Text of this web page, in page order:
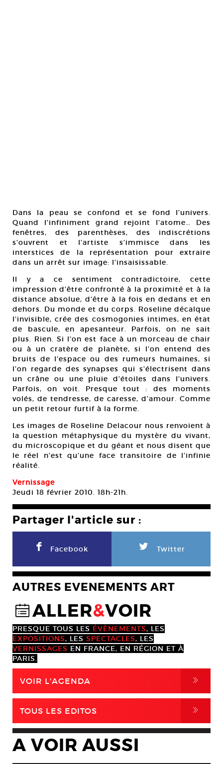
Dans la peau se confond et se fond l’univers.
Quand l’infiniment grand rejoint l’atome… Des
fenêtres, des parenthèses, des indiscrétions
s’ouvrent et l’artiste s’immisce dans les
interstices de la représentation pour extraire
dans un arrêt sur image: l’insaisissable.
Il y a ce sentiment contradictoire, cette
impression d’être confronté à la proximité et à la
distance absolue, d’être à la fois en dedans et en
dehors. Du monde et du corps. Roseline décalque
l’invisible, crée des cosmogonies intimes, en état
de bascule, en apesanteur. Parfois, on ne sait
plus. Rien. Si l’on est face à un morceau de chair
ou à un cratère de planète, si l’on entend des
bruits de l’espace ou des rumeurs humaines, si
l’on regarde des synapses qui s’électrisent dans
un crâne ou une pluie d’étoiles dans l’univers.
Parfois, on voit. Presque tout : des moments
volés, de tendresse, de caresse, d’amour. Comme
un petit retour furtif à la forme.
Les images de Roseline Delacour nous renvoient à
la question métaphysique du mystère du vivant,
du microscopique et du géant et nous disent que
le réel n’est qu’une face transitoire de l’infinie
réalité.
Vernissage
Jeudi 18 février 2010. 18h-21h.
Partager l'article sur :
F Facebook L Twitter
AUTRES EVENEMENTS ART
@ALLER&VOIR
PRESQUE TOUS LES ÉVÈNEMENTS, LES
EXPOSITIONS, LES SPECTACLES, LES
VERNISSAGES EN FRANCE, EN RÉGION ET À
PARIS.
VOIR L'AGENDA ,
TOUS LES EDITOS ,
A VOIR AUSSI